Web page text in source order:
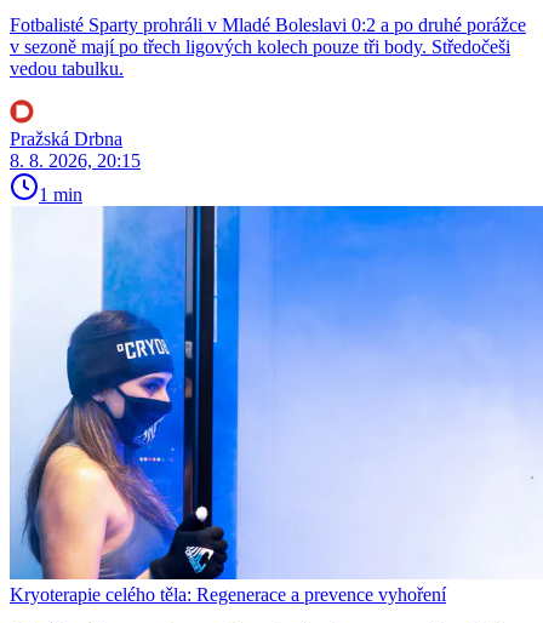
Fotbalisté Sparty prohráli v Mladé Boleslavi 0:2 a po druhé porážce
v sezoně mají po třech ligových kolech pouze tři body. Středočeši
vedou tabulku.
Pražská Drbna
8. 8. 2026, 20:15
1 min
Kryoterapie celého těla: Regenerace a prevence vyhoření